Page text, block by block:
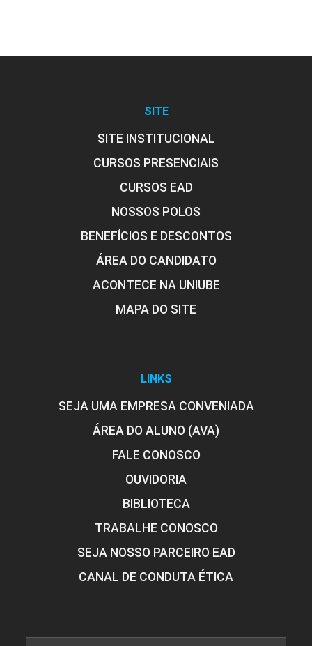
Vantagens e Desvantagens do
10h
O Comportamento do Usuário na Web
e nos APPs
Experiência do Usuário (UX) no
SITE
SITE INSTITUCIONAL
CURSOS PRESENCIAIS
CURSOS EAD
NOSSOS POLOS
BENEFÍCIOS E DESCONTOS
ÁREA DO CANDIDATO
ACONTECE NA UNIUBE
MAPA DO SITE
LINKS
SEJA UMA EMPRESA CONVENIADA
ÁREA DO ALUNO (AVA)
FALE CONOSCO
OUVIDORIA
BIBLIOTECA
TRABALHE CONOSCO
SEJA NOSSO PARCEIRO EAD
CANAL DE CONDUTA ÉTICA